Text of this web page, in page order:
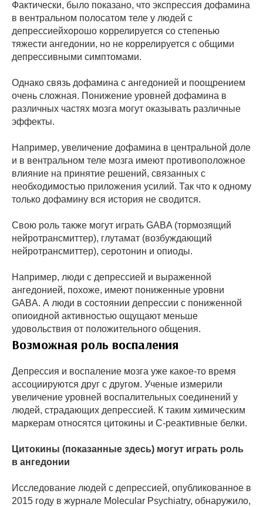
Фактически, было показано, что экспрессия дофамина
в вентральном полосатом теле у людей с
депрессиейхорошо коррелируется со степенью
тяжести ангедонии, но не коррелируется с общими
депрессивными симптомами.
Однако связь дофамина с ангедонией и поощрением
очень сложная. Понижение уровней дофамина в
различных частях мозга могут оказывать различные
эффекты.
Например, увеличение дофамина в центральной доле
и в вентральном теле мозга имеют противоположное
влияние на принятие решений, связанных с
необходимостью приложения усилий. Так что к одному
только дофамину вся история не сводится.
Свою роль также могут играть GABA (тормозящий
нейротрансмиттер), глутамат (возбуждающий
нейротрансмиттер), серотонин и опиоды.
Например, люди с депрессией и выраженной
ангедонией, похоже, имеют пониженные уровни
GABA. А люди в состоянии депрессии с пониженной
опиоидной активностью ощущают меньше
удовольствия от положительного общения.
Возможная роль воспаления
Депрессия и воспаление мозга уже какое-то время
ассоциируются друг с другом. Ученые измерили
увеличение уровней воспалительных соединений у
людей, страдающих депрессией. К таким химическим
маркерам относятся цитокины и С-реактивные белки.
Цитокины (показанные здесь) могут играть роль
в ангедонии
Исследование людей с депрессией, опубликованное в
2015 году в журнале Molecular Psychiatry, обнаружило,